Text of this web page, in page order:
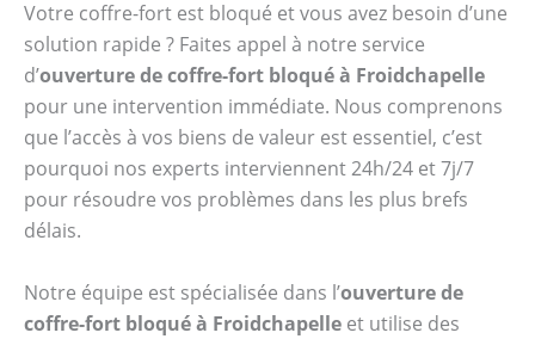
Votre coffre-fort est bloqué et vous avez besoin d’une
solution rapide ? Faites appel à notre service
d’ouverture de coffre-fort bloqué à Froidchapelle
pour une intervention immédiate. Nous comprenons
que l’accès à vos biens de valeur est essentiel, c’est
pourquoi nos experts interviennent 24h/24 et 7j/7
pour résoudre vos problèmes dans les plus brefs
délais.
Notre équipe est spécialisée dans l’ouverture de
coffre-fort bloqué à Froidchapelle et utilise des